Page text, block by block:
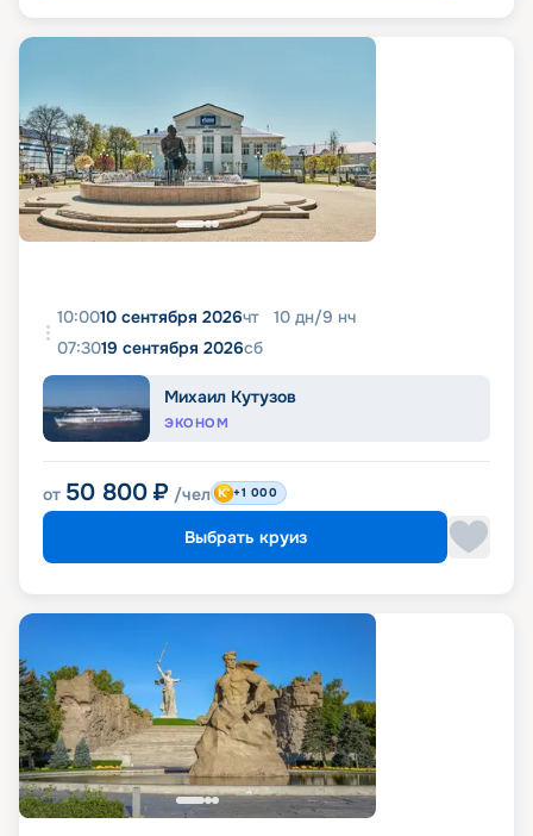
10:0010 сентября 2026чт 10 дн/9 нч
07:3019 сентября 2026сб
Михаил Кутузов
ЭКОНОМ
от 50 800 ₽ /чел +1 000
Выбрать круиз